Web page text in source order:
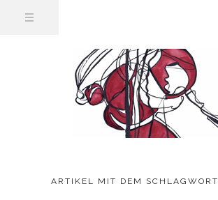
ARTIKEL MIT DEM SCHLAGWORT